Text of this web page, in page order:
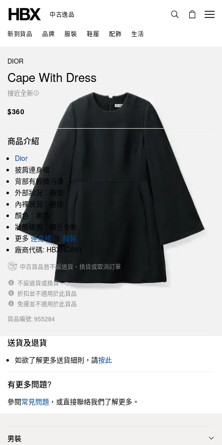
中古逸品
新到貨品 品牌 服裝 鞋履 配飾 生活
DIOR
Cape With Dress
接近全新
$360
商品介紹
Dior
披肩連身裙
背部有輕微污漬
外部狀況：極佳
內裡狀況：極佳
顏色：黑色
狀態級別：接近全新
更多連身裙 及 服裝
廠商代碼: HBXNC091
中古貨品皆不設退貨、換貨或取消訂單
不設退貨或換貨
折扣並不適用於此貨品
免運並不適用於此貨品
貨品編號: 955284
送貨及退貨
如欲了解更多送貨細則，請按此
有更多問題?
參閱常見問題 ，或直接聯絡我們了解更多。
男裝